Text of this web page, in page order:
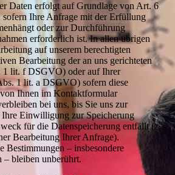
Daten erfolgt auf Grundlage von Art. 6
Ihre Anfrage mit der Erfüllung
oder zur Durchführung
erforderlich ist. In allen übrigen
auf unserem berechtigten
Bearbeitung der an uns gerichteten
lit. f DSGVO) oder auf Ihrer
1 lit. a DSGVO) sofern diese
Ihnen im Kontaktformular
bei uns, bis Sie uns zur
Einwilligung zur Speicherung
für die Datenspeicherung entfällt (z.
Bearbeitung Ihrer Anfrage).
Bestimmungen – insbesondere
bleiben unberührt.